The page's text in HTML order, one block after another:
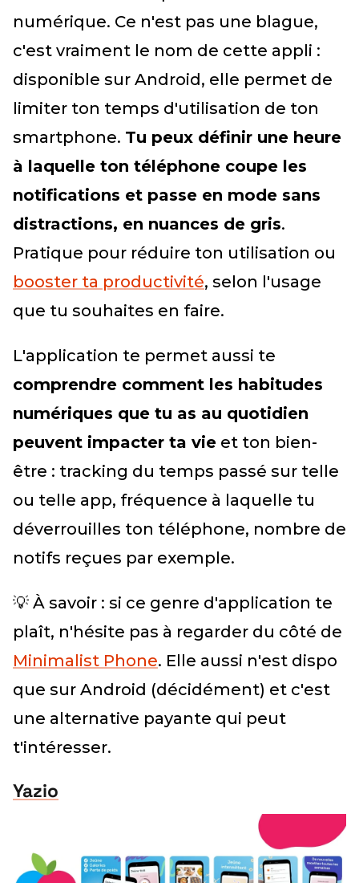
numérique. Ce n'est pas une blague,
c'est vraiment le nom de cette appli :
disponible sur Android, elle permet de
limiter ton temps d'utilisation de ton
smartphone. Tu peux définir une heure
à laquelle ton téléphone coupe les
notifications et passe en mode sans
distractions, en nuances de gris.
Pratique pour réduire ton utilisation ou
booster ta productivité, selon l'usage
que tu souhaites en faire.
L'application te permet aussi te
comprendre comment les habitudes
numériques que tu as au quotidien
peuvent impacter ta vie et ton bien-
être : tracking du temps passé sur telle
ou telle app, fréquence à laquelle tu
déverrouilles ton téléphone, nombre de
notifs reçues par exemple.
💡 À savoir : si ce genre d'application te
plaît, n'hésite pas à regarder du côté de
Minimalist Phone. Elle aussi n'est dispo
que sur Android (décidément) et c'est
une alternative payante qui peut
t'intéresser.
Yazio